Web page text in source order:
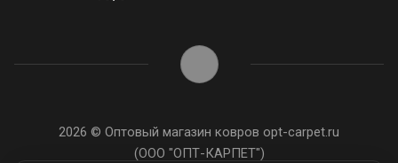
2026 © Оптовый магазин ковров opt-carpet.ru
(ООО "ОПТ-КАРПЕТ")